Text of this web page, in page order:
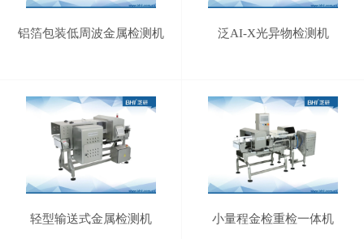
铝箔包装低周波金属检测机 泛AI-X光异物检测机
轻型输送式金属检测机 小量程金检重检一体机